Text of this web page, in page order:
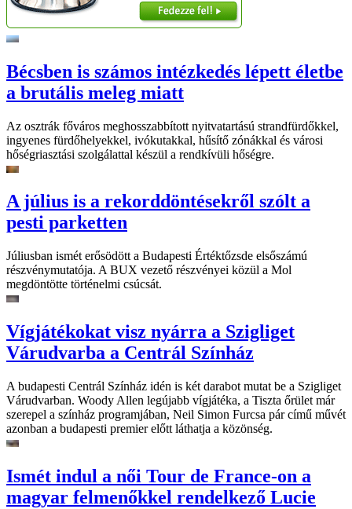
Bécsben is számos intézkedés lépett életbe
a brutális meleg miatt
Az osztrák főváros meghosszabbított nyitvatartású strandfürdőkkel,
ingyenes fürdőhelyekkel, ivókutakkal, hűsítő zónákkal és városi
hőségriasztási szolgálattal készül a rendkívüli hőségre.
A július is a rekorddöntésekről szólt a
pesti parketten
Júliusban ismét erősödött a Budapesti Értéktőzsde elsőszámú
részvénymutatója. A BUX vezető részvényei közül a Mol
megdöntötte történelmi csúcsát.
Vígjátékokat visz nyárra a Szigliget
Várudvarba a Centrál Színház
A budapesti Centrál Színház idén is két darabot mutat be a Szigliget
Várudvarban. Woody Allen legújabb vígjátéka, a Tiszta őrület már
szerepel a színház programjában, Neil Simon Furcsa pár című művét
azonban a budapesti premier előtt láthatja a közönség.
Ismét indul a női Tour de France-on a
magyar felmenőkkel rendelkező Lucie